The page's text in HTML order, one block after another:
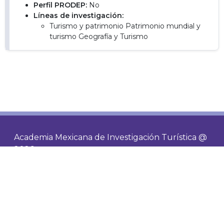
Perfil PRODEP: No
Líneas de investigación:
Turismo y patrimonio Patrimonio mundial y
turismo Geografía y Turismo
Academia Mexicana de Investigación Turística @
2026